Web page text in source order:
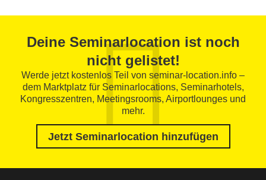
Deine Seminarlocation ist noch
nicht gelistet!
Werde jetzt kostenlos Teil von seminar-location.info –
dem Marktplatz für Seminarlocations, Seminarhotels,
Kongresszentren, Meetingsrooms, Airportlounges und
mehr.
Jetzt Seminarlocation hinzufügen